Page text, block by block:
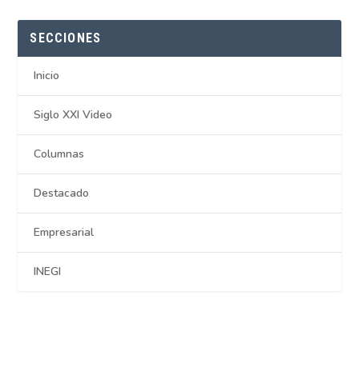
SECCIONES
Inicio
Siglo XXI Video
Columnas
Destacado
Empresarial
INEGI